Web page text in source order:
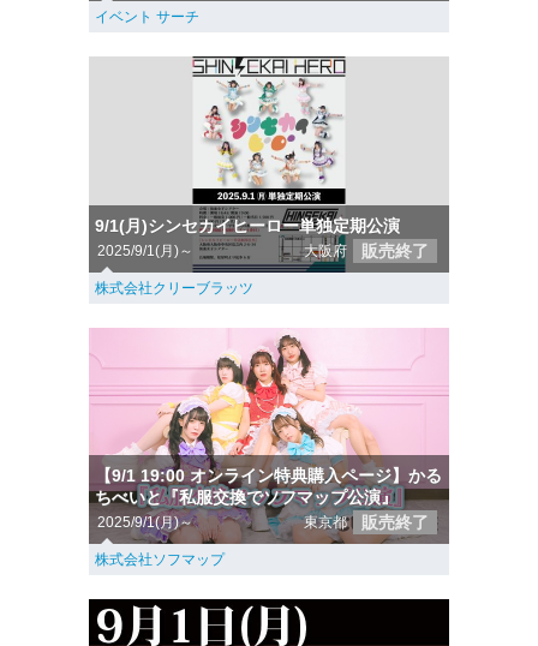
イベント サーチ
9/1(月)シンセカイヒーロー単独定期公演
2025/9/1(月)～ 大阪府 販売終了
株式会社クリーブラッツ
【9/1 19:00 オンライン特典購入ページ】かる
ちべいと『私服交換でソフマップ公演』
2025/9/1(月)～ 東京都 販売終了
株式会社ソフマップ